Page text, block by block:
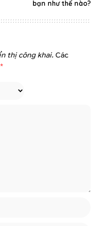
bạn như thế nào?
thị công khai. Các
*